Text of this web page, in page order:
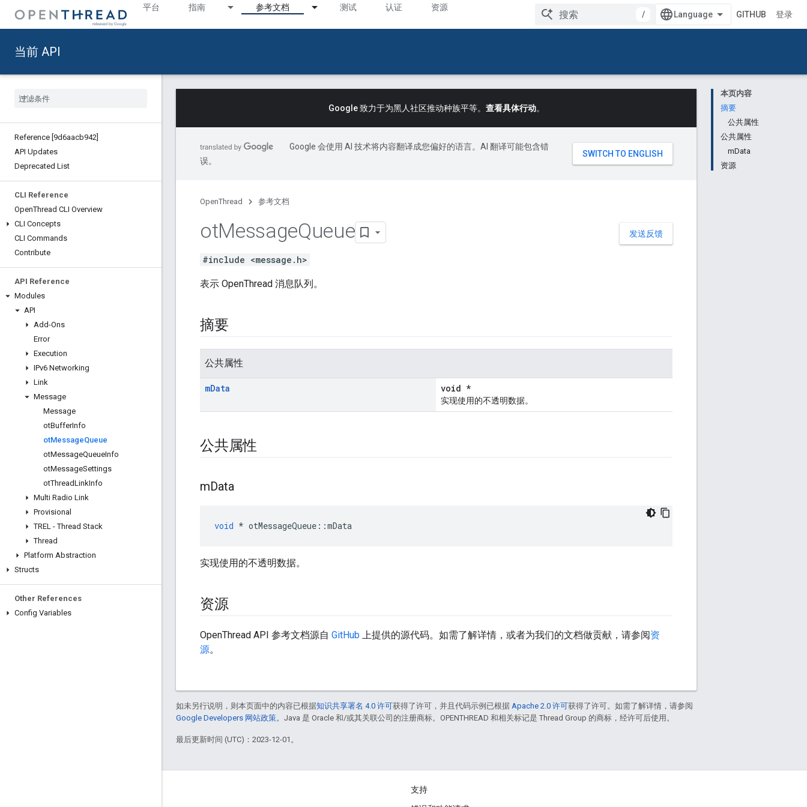
平台 指南 参考文档 测试 认证 资源
/ GITHUB 登录
当前 API
Reference [9d6aacb942]
API Updates
Deprecated List
CLI Reference
OpenThread CLI Overview
CLI Concepts
CLI Commands
Contribute
API Reference
Modules
API
Add-Ons
Error
Execution
IPv6 Networking
Link
Message
Message
otBufferInfo
otMessageQueue
otMessageQueueInfo
otMessageSettings
otThreadLinkInfo
Multi Radio Link
Provisional
TREL - Thread Stack
Thread
Platform Abstraction
Structs
Other References
Config Variables
本页内容
摘要
公共属性
公共属性
mData
资源
Google 致力于为黑人社区推动种族平等。 查看具体行动。
Google 会使用 AI 技术将内容翻译成您偏好的语言。AI 翻译可能包含错
误。
OpenThread 参考文档
发送反馈
otMessageQueue
#include <message.h>
表示 OpenThread 消息队列。
摘要
公共属性
mData void *
实现使用的不透明数据。
公共属性
mData
void * otMessageQueue ::mData
实现使用的不透明数据。
资源
OpenThread API 参考文档源自 GitHub 上提供的源代码。如需了解详情，或者为我们的文档做贡献，请参阅资
源。
如未另行说明，则本页面中的内容已根据知识共享署名 4.0 许可获得了许可，并且代码示例已根据 Apache 2.0 许可获得了许可。如需了解详情，请参阅
Google Developers 网站政策。Java 是 Oracle 和/或其关联公司的注册商标。OPENTHREAD 和相关标记是 Thread Group 的商标，经许可后使用。
最后更新时间 (UTC)：2023-12-01。
支持